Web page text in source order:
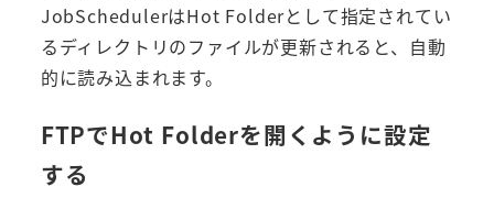
JobSchedulerはHot Folderとして指定されてい
るディレクトリのファイルが更新されると、自動
的に読み込まれます。
FTPでHot Folderを開くように設定
する